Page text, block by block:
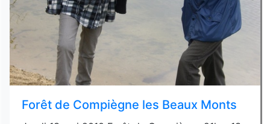
Forêt de Compiègne les Beaux Monts